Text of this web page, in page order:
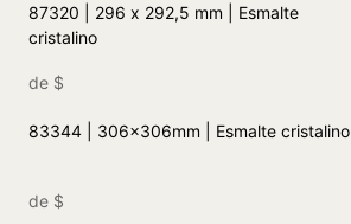
87320 | 296 x 292,5 mm | Esmalte
cristalino
de $
83344 | 306x306mm | Esmalte cristalino
de $